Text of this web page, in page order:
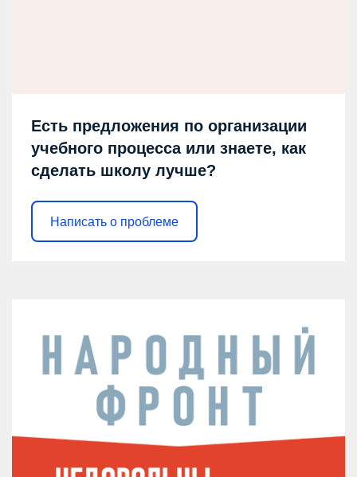
Есть предложения по организации
учебного процесса или знаете, как
сделать школу лучше?
Написать о проблеме